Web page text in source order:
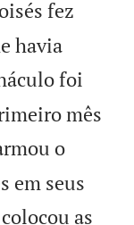
fez
havia
foi
mês
o
em seus
as